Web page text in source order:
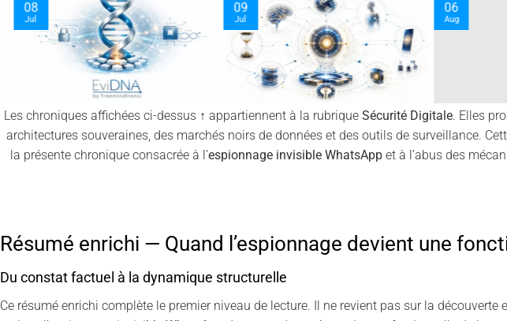
Sep
Les chroniques affichées ci-dessus ↑ appartiennent à la rubrique Sécurité Digitale. Elles
architectures souveraines, des marchés noirs de données et des outils de surveillance.
la présente chronique consacrée à l’espionnage invisible WhatsAppet à l’abus des
Résumé enrichi — Quand l’espionnage devient une
Du constat factuel à la dynamique structurelle
Ce résumé enrichi complète le premier niveau de lecture. Il ne revient pas sur la découverte